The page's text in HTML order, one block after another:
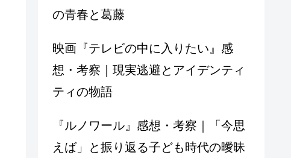
の青春と葛藤
映画『テレビの中に入りたい』感
想・考察｜現実逃避とアイデンティ
ティの物語
『ルノワール』感想・考察｜「今思
えば」と振り返る子ども時代の曖昧